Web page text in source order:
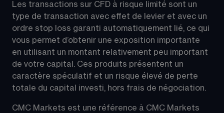
Les transactions sur CFD à risque limité sont un
type de transaction avec effet de levier et avec un
ordre stop loss garanti automatiquement lié, ce qui
vous permet d’obtenir une exposition importante
en utilisant un montant relativement peu important
de votre capital. Ces produits présentent un
caractère spéculatif et un risque élevé de perte
totale du capital investi, hors frais de négociation.
CMC Markets est une référence à CMC Markets